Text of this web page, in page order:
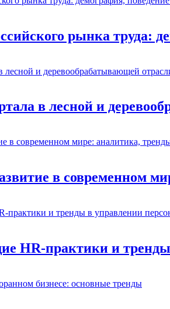
рынка труда:
в лесной и
в современном
HR-практики и